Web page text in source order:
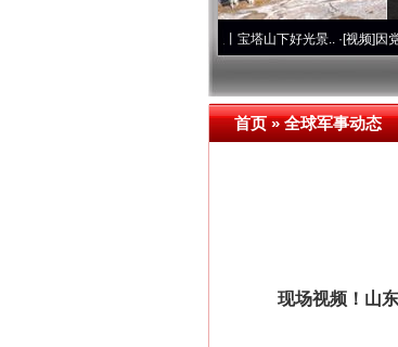
牢记初心使命 奋进复兴征程丨宝塔山下好光景..·[视频]因党而生 为
首页»全球军事动态
现场视频！山东